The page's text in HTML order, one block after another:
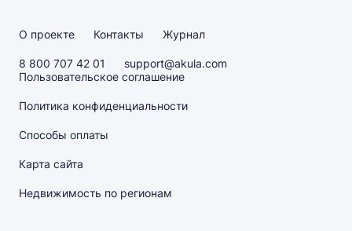
О проекте Контакты Журнал
8 800 707 42 01
support@akula.com
Пользовательское соглашение
Политика конфиденциальности
Способы оплаты
Карта сайта
Недвижимость по регионам